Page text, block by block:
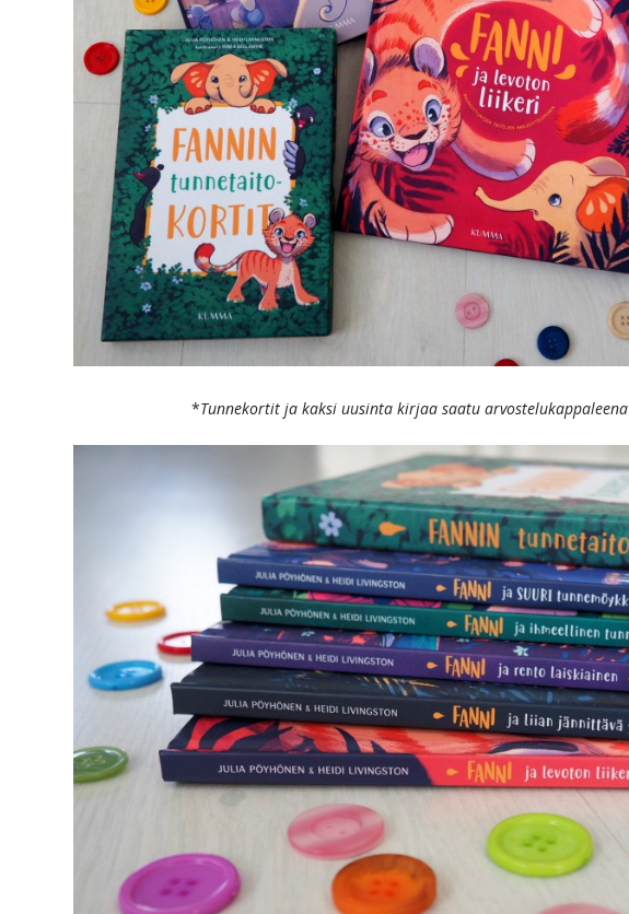
*Tunnekortit ja kaksi uusinta kirjaa saatu arvostelukappaleena